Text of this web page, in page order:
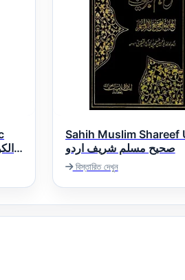
Sahih Muslim Shareef
صحیح مسلم شریف اردو
বিস্তারিত দেখুন